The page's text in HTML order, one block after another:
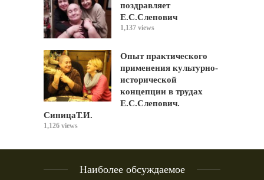
поздравляет
Е.С.Слепович
1,137 views
Опыт практического
применения культурно-
исторической
концепции в трудах
Е.С.Слепович.
СиницаТ.И.
1,126 views
Наиболее обсуждаемое